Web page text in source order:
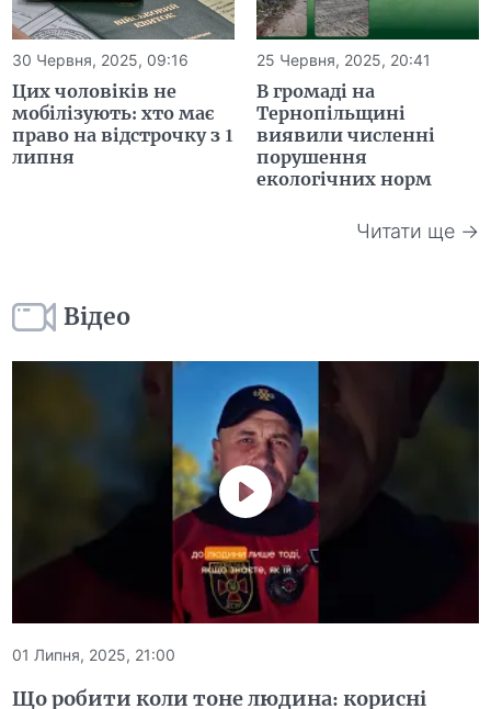
30 Червня, 2025, 09:16
Цих чоловіків не
мобілізують: хто має
право на відстрочку з 1
липня
25 Червня, 2025, 20:41
В громаді на
Тернопільщині
виявили численні
порушення
екологічних норм
Читати ще →
Відео
01 Липня, 2025, 21:00
Що робити коли тоне людина: корисні